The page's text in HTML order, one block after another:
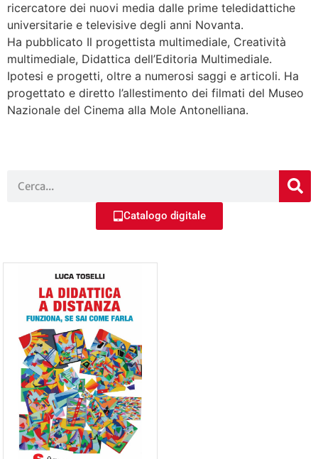
ricercatore dei nuovi media dalle prime teledidattiche
universitarie e televisive degli anni Novanta.
Ha pubblicato Il progettista multimediale, Creatività
multimediale, Didattica dell’Editoria Multimediale.
Ipotesi e progetti, oltre a numerosi saggi e articoli. Ha
progettato e diretto l’allestimento dei filmati del Museo
Nazionale del Cinema alla Mole Antonelliana.
Catalogo digitale